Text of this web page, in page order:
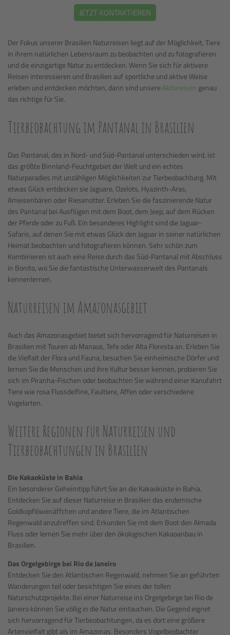
JETZT KONTAKTIEREN
Der Fokus unserer Brasilien Naturreisen liegt auf der Möglichkeit, Tiere
in ihrem natürlichen Lebensraum zu beobachten und zu fotografieren
und die einzigartige Natur zu entdecken. Wenn Sie sich für aktivere
Reisen interessieren und Brasilien auf sportliche und aktive Weise
erleben und entdecken möchten, dann sind unsereAktivreisen genau
das richtige für Sie.
Tierbeobachtung im Pantanal in Brasilien
Das Pantanal, das in Nord- und Süd-Pantanal unterschieden wird, ist
das größte Binnland-Feuchtgebiet der Welt und ein echtes
Naturparadies mit unzähligen Möglichkeiten zur Tierbeobachtung. Mit
etwas Glück entdecken sie Jaguare, Ozelots, Hyazinth-Aras,
Ameisenbären oder Riesenotter. Erleben Sie die faszinierende Natur
des Pantanal bei Ausflügen mit dem Boot, dem Jeep, auf dem Rücken
der Pferde oder zu Fuß. Ein besonderes Highlight sind die Jaguar-
Safaris, auf denen Sie mit etwas Glück den Jaguar in seiner natürlichen
Heimat beobachten und fotografieren können. Sehr schön zum
Kombinieren ist auch eine Reise durch das Süd-Pantanal mit Abschluss
in Bonito, wo Sie die fantastische Unterwasserwelt des Pantanals
kennenlernen.
Naturreisen im Amazonasgebiet
Auch das Amazonasgebiet bietet sich hervorragend für Naturreisen in
Brasilien mit Touren ab Manaus, Tefe oder Alta Floresta an. Erleben Sie
die Vielfalt der Flora und Fauna, besuchen Sie einheimische Dörfer und
lernen Sie die Menschen und ihre Kultur besser kennen, probieren Sie
sich im Piranha-Fischen oder beobachten Sie während einer Kanufahrt
Tiere wie rosa Flussdelfine, Faultiere, Affen oder verschiedene
Vogelarten.
Weitere Regionen für Naturreisen und
Tierbeobachtungen in Brasilien
Die Kakaoküste in Bahia
Ein besonderer Geheimtipp führt Sie an die Kakaoküste in Bahia.
Entdecken Sie auf dieser Naturreise in Brasilien das endemische
Goldkopflöwenäffchen und andere Tiere, die im Atlantischen
Regenwald anzutreffen sind. Erkunden Sie mit dem Boot den Almada
Fluss oder lernen Sie mehr über den ökologischen Kakaoanbau in
Brasilien.
Das Orgelgebirge bei Rio de Janeiro
Entdecken Sie den Atlantischen Regenwald, nehmen Sie an geführten
Wanderungen teil oder besichtigen Sie eines der tollen
Naturschutzprojekte. Bei einer Naturreise ins Orgelgebirge bei Rio de
Janeiro können Sie völlig in die Natur eintauchen. Die Gegend eignet
sich hervorragend für Tierbeobachtungen, da es dort eine größere
Artenvielfalt gibt als im Amazonas. Besonders Vogelbeobachter